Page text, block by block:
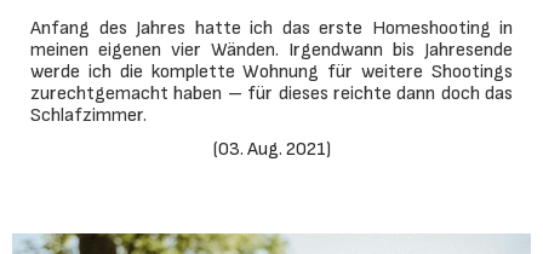
Anfang des Jahres hatte ich das erste Homeshooting in
meinen eigenen vier Wänden. Irgendwann bis Jahresende
werde ich die komplette Wohnung für weitere Shootings
zurechtgemacht haben – für dieses reichte dann doch das
Schlafzimmer.
(03. Aug. 2021)